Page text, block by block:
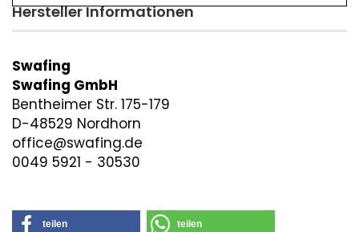
Hersteller Informationen
Swafing
Swafing GmbH
Bentheimer Str. 175-179
D-48529 Nordhorn
office@swafing.de
0049 5921 - 30530
teilen teilen